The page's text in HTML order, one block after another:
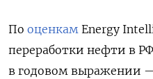
По оценкам Energy
переработки нефти в
в годовом выражении